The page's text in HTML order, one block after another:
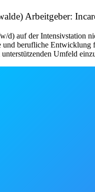
Arbeitgeber:
d) auf der Intensivstation
berufliche
Umfeld